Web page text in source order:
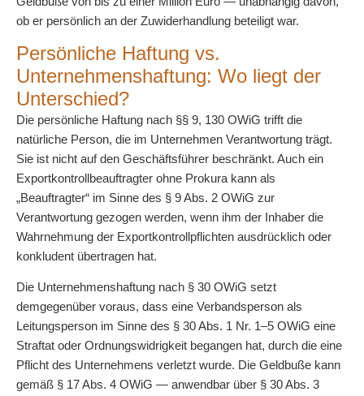
ob er persönlich an der Zuwiderhandlung beteiligt war.
Persönliche Haftung vs.
Unternehmenshaftung: Wo liegt der
Unterschied?
Die persönliche Haftung nach §§ 9, 130 OWiG trifft die
natürliche Person, die im Unternehmen Verantwortung trägt.
Sie ist nicht auf den Geschäftsführer beschränkt. Auch ein
Exportkontrollbeauftragter ohne Prokura kann als
„Beauftragter“ im Sinne des § 9 Abs. 2 OWiG zur
Verantwortung gezogen werden, wenn ihm der Inhaber die
Wahrnehmung der Exportkontrollpflichten ausdrücklich oder
konkludent übertragen hat.
Die Unternehmenshaftung nach § 30 OWiG setzt
demgegenüber voraus, dass eine Verbandsperson als
Leitungsperson im Sinne des § 30 Abs. 1 Nr. 1–5 OWiG eine
Straftat oder Ordnungswidrigkeit begangen hat, durch die eine
Pflicht des Unternehmens verletzt wurde. Die Geldbuße kann
gemäß § 17 Abs. 4 OWiG — anwendbar über § 30 Abs. 3